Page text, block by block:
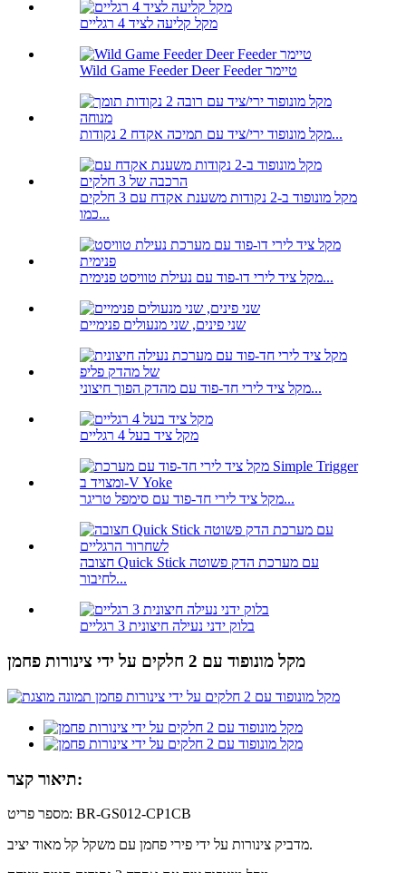
מקל קליעה לציד 4 רגליים
Wild Game Feeder Deer Feeder טיימר
מקל מונופוד ירי/ציד עם תמיכה אקדח 2 נקודות...
מקל מונופוד ב-2 נקודות משענת אקדח עם 3 חלקים
כמו...
מקל ציד לירי דו-פוד עם נעילת טוויסט פנימית...
שני פינים, שני מנעולים פנימיים
מקל ציד לירי חד-פוד עם מהדק הפוך חיצוני...
מקל ציד בעל 4 רגליים
מקל ציד לירי חד-פוד עם סימפל טריגר...
חצובה Quick Stick עם מערכת הדק פשוטה
לחיבור...
בלוק ידני נעילה חיצונית 3 רגליים
מקל מונופוד עם 2 חלקים על ידי צינורות פחמן
תיאור קצר:
מספר פריט: BR-GS012-CP1CB
מדביק צינורות על ידי פירי פחמן עם משקל קל מאוד יציב.